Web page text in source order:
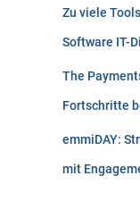
Zu viele
Software IT-
The
Fortschritte
emmiDAY:
mit